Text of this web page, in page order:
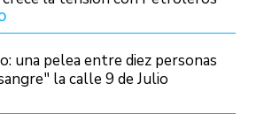
una pelea entre diez personas
la calle 9 de Julio